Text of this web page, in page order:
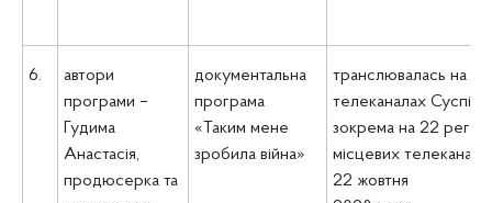
6.
автори
програми –
Гудима
Анастасія,
продюсерка та
документальна
програма
«Таким мене
зробила війна»
транслювалась на
телеканалах
зокрема на 22
місцевих
22 жовтня